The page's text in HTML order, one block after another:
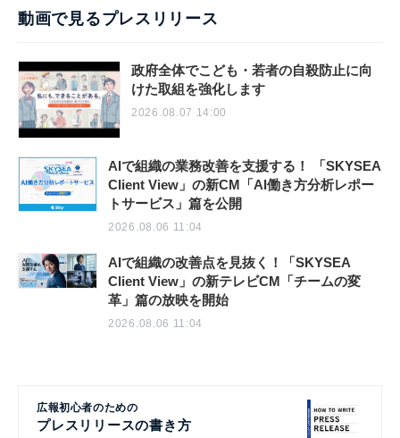
動画で見るプレスリリース
政府全体でこども・若者の自殺防止に向
けた取組を強化します
2026.08.07 14:00
AIで組織の業務改善を支援する！ 「SKYSEA
Client View」の新CM「AI働き方分析レポー
トサービス」篇を公開
2026.08.06 11:04
AIで組織の改善点を見抜く！「SKYSEA
Client View」の新テレビCM「チームの変
革」篇の放映を開始
2026.08.06 11:04
広報初心者のための
プレスリリースの書き方